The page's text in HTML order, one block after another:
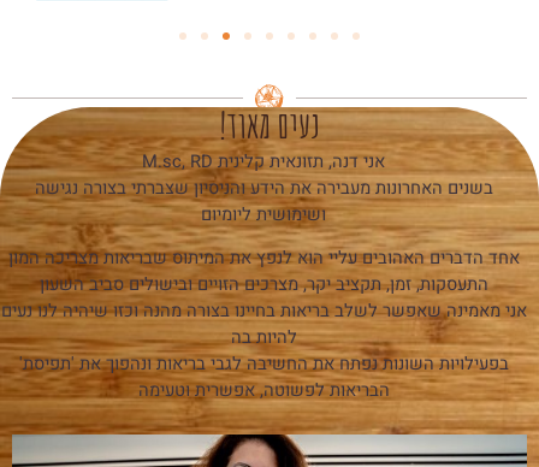
נעים מאוד!
אני דנה, תזונאית קליניתM.sc, RD
בשנים האחרונות מעבירה את הידע והניסיון שצברתי בצורה נגישה
ושימושית ליומיום
אחד הדברים האהובים עליי הוא לנפץ את המיתוס שבריאות מצריכה המון
התעסקות, זמן, תקציב יקר, מצרכים הזויים ובישולים סביב השעון
אני מאמינה שאפשר לשלב בריאות בחיינו בצורה מהנה וכזו שיהיה לנו נעים
להיות בה
בפעילויות השונות נפתח את החשיבה לגבי בריאות ונהפוך את 'תפיסת'
הבריאות לפשוטה, אפשרית וטעימה